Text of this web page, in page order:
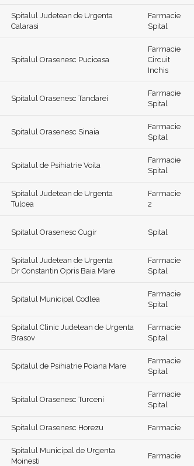
Spitalul Judetean de Urgenta
Calarasi
Farmacie
Spital
Spitalul Orasenesc Pucioasa
Farmacie
Circuit
Inchis
Spitalul Orasenesc Tandarei
Farmacie
Spital
Spitalul Orasenesc Sinaia
Farmacie
Spital
Spitalul de Psihiatrie Voila
Farmacie
Spital
Spitalul Judetean de Urgenta
Tulcea
Farmacie
2
Spitalul Orasenesc Cugir Spital
Spitalul Judetean de Urgenta
Dr Constantin Opris Baia Mare
Farmacie
Spital
Spitalul Municipal Codlea
Farmacie
Spital
Spitalul Clinic Judetean de Urgenta
Brasov
Farmacie
Spital
Spitalul de Psihiatrie Poiana Mare
Farmacie
Spital
Spitalul Orasenesc Turceni
Farmacie
Spital
Spitalul Orasenesc Horezu Farmacie
Spitalul Municipal de Urgenta
Moinesti
Farmacie